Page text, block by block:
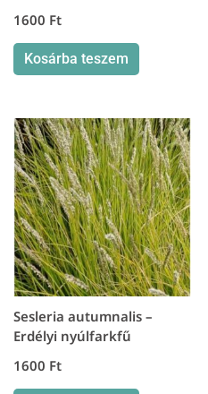
1600 Ft
Kosárba teszem
Sesleria autumnalis –
Erdélyi nyúlfarkfű
1600 Ft